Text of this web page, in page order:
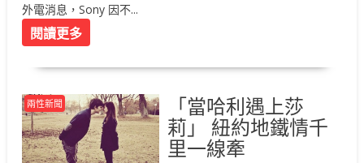
外電消息，Sony 因不...
閱讀更多
兩性新聞 「當哈利遇上莎
莉」 紐約地鐵情千
里一線牽